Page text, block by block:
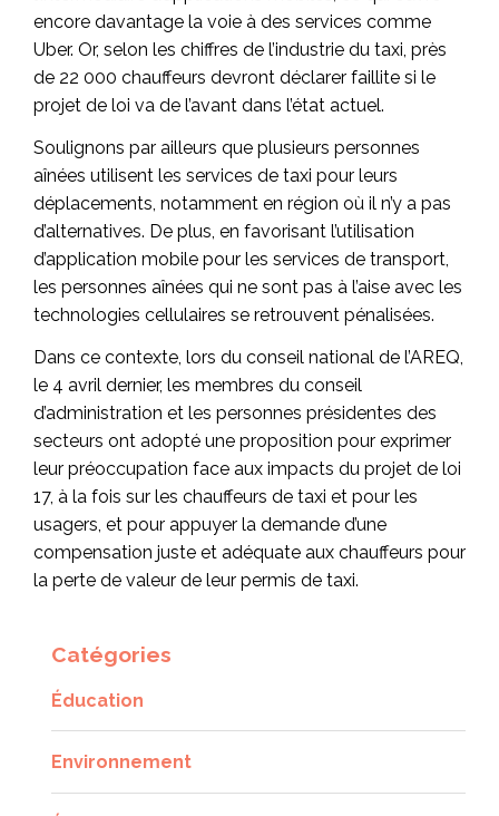
encore davantage la voie à des services comme
Uber. Or, selon les chiffres de l’industrie du taxi, près
de 22 000 chauffeurs devront déclarer faillite si le
projet de loi va de l’avant dans l’état actuel.
Soulignons par ailleurs que plusieurs personnes
aînées utilisent les services de taxi pour leurs
déplacements, notamment en région où il n’y a pas
d’alternatives. De plus, en favorisant l’utilisation
d’application mobile pour les services de transport,
les personnes aînées qui ne sont pas à l’aise avec les
technologies cellulaires se retrouvent pénalisées.
Dans ce contexte, lors du conseil national de l’AREQ,
le 4 avril dernier, les membres du conseil
d’administration et les personnes présidentes des
secteurs ont adopté une proposition pour exprimer
leur préoccupation face aux impacts du projet de loi
17, à la fois sur les chauffeurs de taxi et pour les
usagers, et pour appuyer la demande d’une
compensation juste et adéquate aux chauffeurs pour
la perte de valeur de leur permis de taxi.
Catégories
Éducation
Environnement